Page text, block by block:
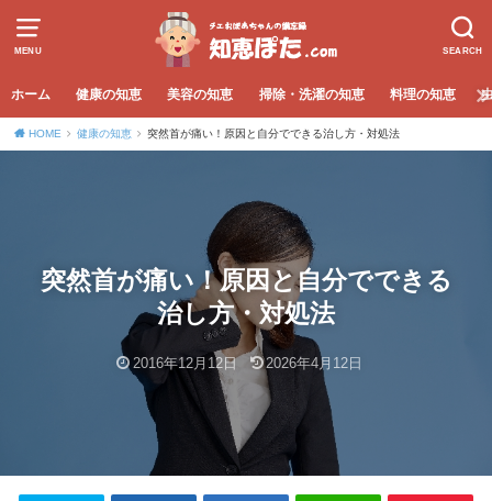
MENU SEARCH
ホーム 健康の知恵 美容の知恵 掃除・洗濯の知恵 料理の知恵
HOME 健康の知恵 突然首が痛い！原因と自分でできる治し方・対処法
突然首が痛い！原因と自分でできる
治し方・対処法
2016年12月12日 2026年4月12日